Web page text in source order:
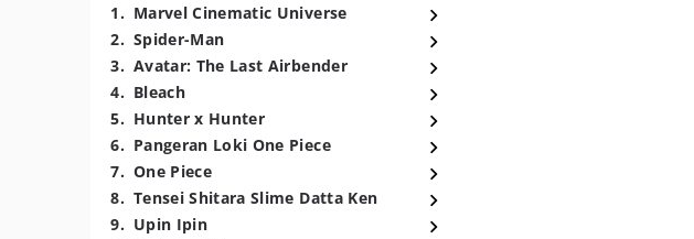
1. Marvel Cinematic Universe
2. Spider-Man
3. Avatar: The Last Airbender
4. Bleach
5. Hunter x Hunter
6. Pangeran Loki One Piece
7. One Piece
8. Tensei Shitara Slime Datta Ken
9. Upin Ipin